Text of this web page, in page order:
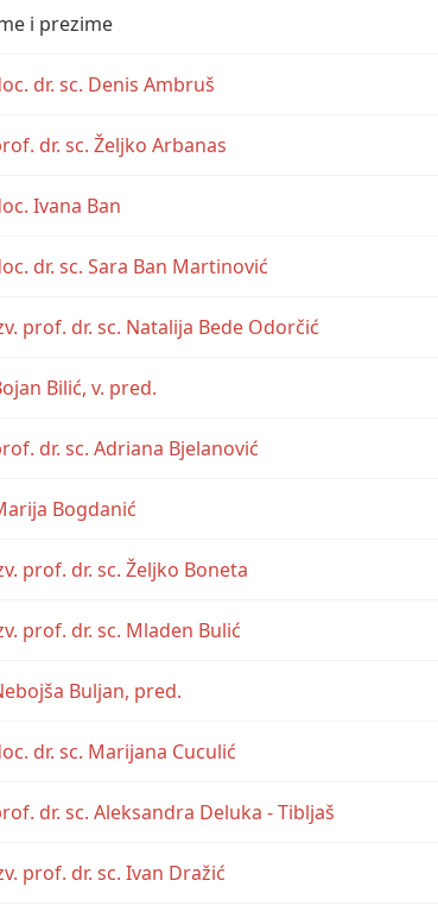
i prezime
dr. sc. Denis Ambruš
dr. sc. Željko Arbanas
Ivana Ban
dr. sc. Sara Ban Martinović
prof. dr. sc. Natalija Bede Odorčić
Bilić, v. pred.
dr. sc. Adriana Bjelanović
Bogdanić
prof. dr. sc. Željko Boneta
prof. dr. sc. Mladen Bulić
Buljan, pred.
dr. sc. Marijana Cuculić
dr. sc. Aleksandra Deluka - Tibljaš
prof. dr. sc. Ivan Dražić